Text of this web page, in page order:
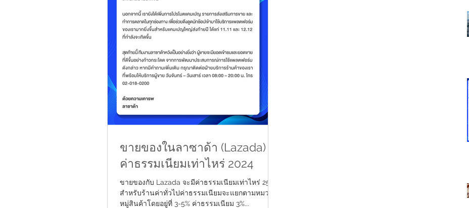
ขายของในลาซาด้า (Lazada) มี
ค่าธรรมเนียมเท่าไหร่ 2024
ขายของกับ Lazada จะมีค่าธรรมเนียมเท่าไหร่ 2567
สำหรับร้านค่าทั่วไปค่าธรรมเนียมจะแยกตามหมวด
หมู่สินค้าโดยอยู่ที่ 3-5% ค่าธรรมเนียม 3%...